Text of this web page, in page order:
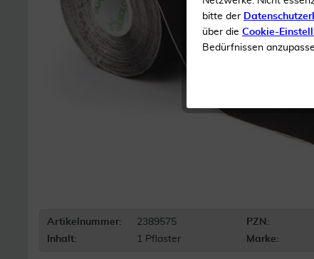
Artikelnummer: 2389575 PZN:
Inhalt:
1 Pflaster Marke:
bitte der
über die Cookie-
Bedürfnissen